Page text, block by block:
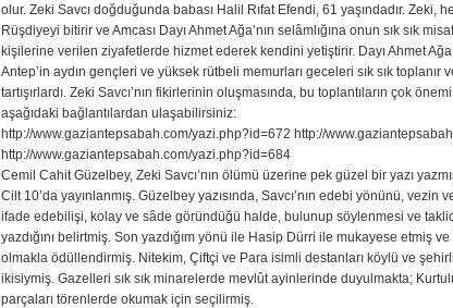
olur. Zeki Savcı doğduğunda babası Halil Rıfat Efendi, 61 yaşındadır. Zeki,
Rüşdiyeyi bitirir ve Amcası Dayı Ahmet Ağa’nın selâmlığına onun sık sık
kişilerine verilen ziyafetlerde hizmet ederek kendini yetiştirir. Dayı Ahmet
Antep’in aydın gençleri ve yüksek rütbeli memurları geceleri sık sık
tartışırlardı. Zeki Savcı’nın fikirlerinin oluşmasında, bu toplantıların çok
aşağıdaki bağlantılardan ulaşabilirsiniz:
http://www.gaziantepsabah.com/yazi.php?id=672 http://
http://www.gaziantepsabah.com/yazi.php?id=684
Cemil Cahit Güzelbey, Zeki Savcı’nın ölümü üzerine pek güzel bir yazı
Cilt 10’da yayınlanmış. Güzelbey yazısında, Savcı’nın edebi yönünü,
ifade edebilişi, kolay ve sâde göründüğü halde, bulunup söylenmesi ve
yazdığını belirtmiş. Son yazdığım yönü ile Hasip Dürri ile mukayese etmiş
olmakla ödüllendirmiş. Nitekim, Çiftçi ve Para isimli destanları köylü ve
ikisiymiş. Gazelleri sık sık minarelerde mevlût ayinlerinde duyulmakta;
parçaları törenlerde okumak için seçilirmiş.